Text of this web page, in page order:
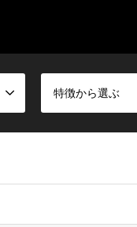
特徴から選ぶ